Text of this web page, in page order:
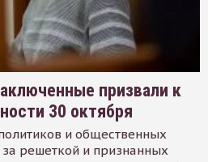
призвали к
30 октября
и общественных
решеткой и признанных